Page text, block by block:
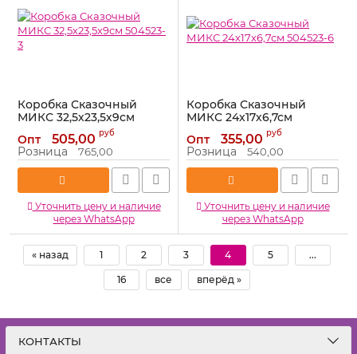
Коробка Сказочный
МИКС 32,5х23,5х9см
Артикул: 504523-3
Опт 505,00 руб
Розница 765,00
Уточнить цену и наличие
через WhatsApp
Коробка Сказочный
МИКС 24х17х6,7см
Артикул: 504523-6
Опт 355,00 руб
Розница 540,00
Уточнить цену и наличие
через WhatsApp
« назад 1 2 3 4 5 ...
16 все вперёд »
КОНТАКТЫ